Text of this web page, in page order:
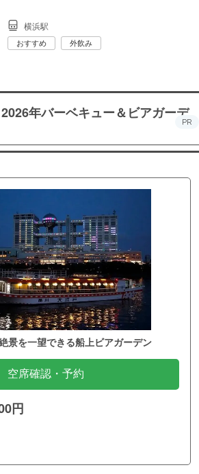
横浜駅
おすすめ 外飲み
年バーベキュー＆ビアガーデ
PR
景を一望できる船上ビアガーデン
空席確認・予約
円